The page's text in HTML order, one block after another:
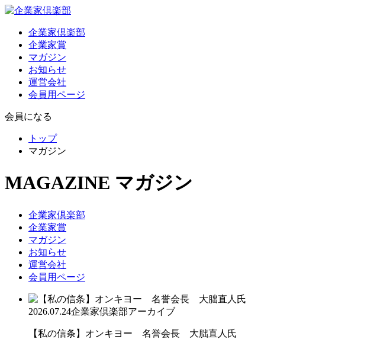
企業家倶楽部
企業家賞
マガジン
お知らせ
運営会社
会員用ページ
会員になる
トップ
マガジン
MAGAZINE マガジン
企業家倶楽部
企業家賞
マガジン
お知らせ
運営会社
会員用ページ
2026.07.24企業家倶楽部アーカイブ
【私の信条】オンキヨー 名誉会長 大朏直人氏